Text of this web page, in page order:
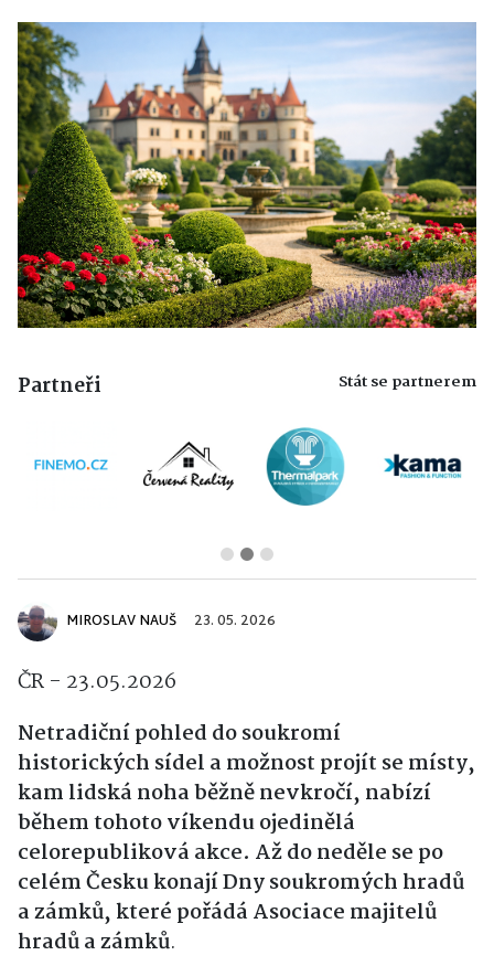
Partneři Stát se partnerem
MIROSLAV NAUŠ 23. 05. 2026
ČR - 23.05.2026
Netradiční pohled do soukromí
historických sídel a možnost projít se místy,
kam lidská noha běžně nevkročí, nabízí
během tohoto víkendu ojedinělá
celorepubliková akce. Až do neděle se po
celém Česku konají Dny soukromých hradů
a zámků, které pořádá Asociace majitelů
hradů a zámků.